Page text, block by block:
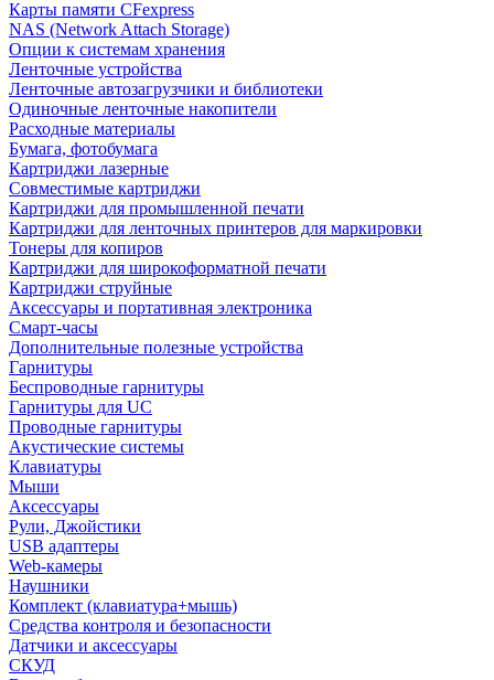
Карты памяти CFexpress
NAS (Network Attach Storage)
Опции к системам хранения
Ленточные устройства
Ленточные автозагрузчики и библиотеки
Одиночные ленточные накопители
Расходные материалы
Бумага, фотобумага
Картриджи лазерные
Совместимые картриджи
Картриджи для промышленной печати
Картриджи для ленточных принтеров для маркировки
Тонеры для копиров
Картриджи для широкоформатной печати
Картриджи струйные
Аксессуары и портативная электроника
Смарт-часы
Дополнительные полезные устройства
Гарнитуры
Беспроводные гарнитуры
Гарнитуры для UC
Проводные гарнитуры
Акустические системы
Клавиатуры
Мыши
Аксессуары
Рули, Джойстики
USB адаптеры
Web-камеры
Наушники
Комплект (клавиатура+мышь)
Средства контроля и безопасности
Датчики и аксессуары
СКУД